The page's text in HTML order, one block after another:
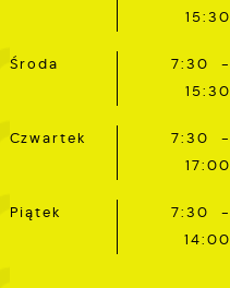
15:30
Środa
7:30 -
15:30
Czwartek
7:30 -
17:00
Piątek
7:30 -
14:00